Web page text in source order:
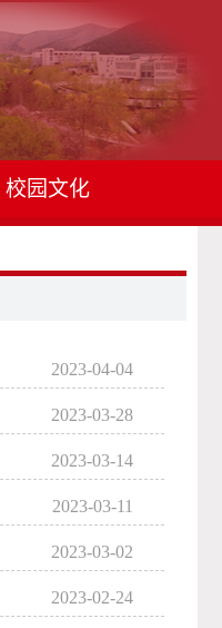
校园文化
2023-04-04
2023-03-28
2023-03-14
2023-03-11
2023-03-02
2023-02-24